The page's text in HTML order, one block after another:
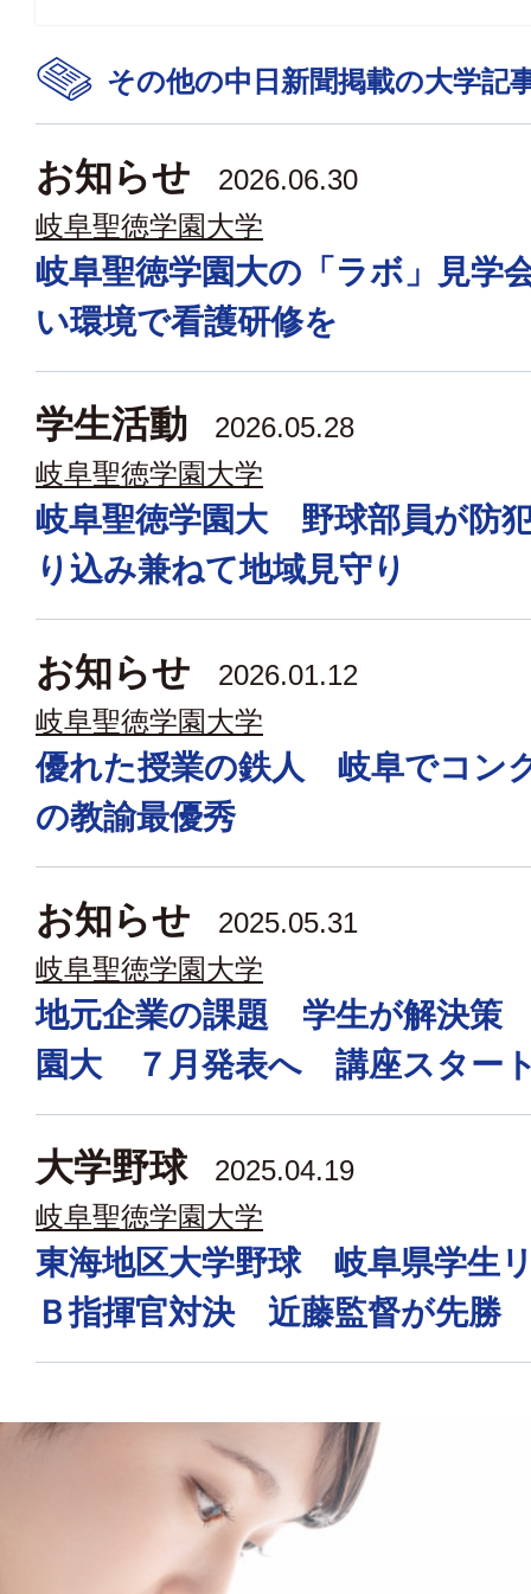
その他の中日新聞掲載の大学記
お知らせ
2026.06.30
岐阜聖徳学園大学
岐阜聖徳学園大の「ラボ」見
い環境で看護研修を
学生活動
2026.05.28
岐阜聖徳学園大学
岐阜聖徳学園大 野球部員が防
り込み兼ねて地域見守り
お知らせ
2026.01.12
岐阜聖徳学園大学
優れた授業の鉄人 岐阜でコン
の教諭最優秀
お知らせ
2025.05.31
岐阜聖徳学園大学
地元企業の課題 学生が解決策
園大 ７月発表へ 講座スター
大学野球
2025.04.19
岐阜聖徳学園大学
東海地区大学野球 岐阜県学生
Ｂ指揮官対決 近藤監督が先勝